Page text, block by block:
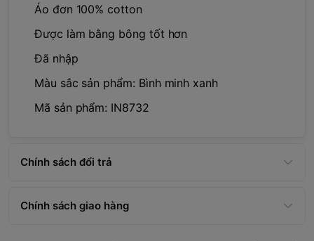
Áo đơn 100% cotton
Được làm bằng bông tốt hơn
Đã nhập
Màu sắc sản phẩm: Bình minh xanh
Mã sản phẩm: IN8732
Chính sách đổi trả
Chính sách giao hàng